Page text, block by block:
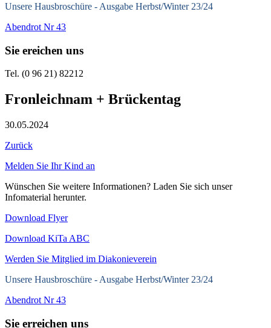
Unsere Hausbroschüre - Ausgabe Herbst/Winter 23/24
Abendrot Nr 43
Sie ereichen uns
Tel. (0 96 21) 82212
Fronleichnam + Brückentag
30.05.2024
Zurück
Melden Sie Ihr Kind an
Wünschen Sie weitere Informationen? Laden Sie sich unser
Infomaterial herunter.
Download Flyer
Download KiTa ABC
Werden Sie Mitglied im Diakonieverein
Unsere Hausbroschüre - Ausgabe Herbst/Winter 23/24
Abendrot Nr 43
Sie erreichen uns